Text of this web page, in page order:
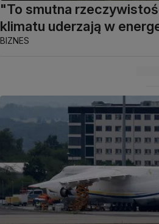
"To smutna
klimatu uderzają w
BIZNES